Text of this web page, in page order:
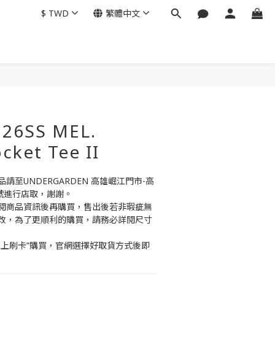
$ TWD 繁體中文
MEL.
Tee II
請至UNDERGARDEN 高雄崛江門市-高
行店取，謝謝。
商品資訊後再購買，售出後若非瑕疵無
，為了更順利的購買，請務必詳閱尺寸
刷卡”購買，官網選擇好取貨方式後即